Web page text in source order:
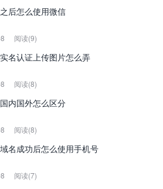
后怎么使用微信
阅读(9)
名认证上传图片怎么弄
阅读(8)
内国外怎么区分
阅读(8)
名成功后怎么使用手机号
阅读(7)